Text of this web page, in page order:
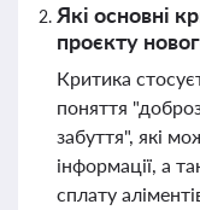
Які основні
проєкту
Критика
поняття
забуття", які
інформації, а
сплату